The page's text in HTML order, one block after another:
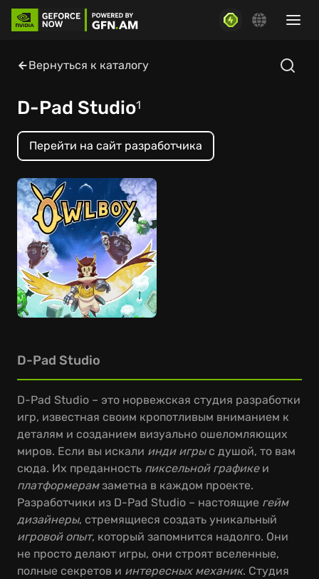
Вернуться к каталогу
D-Pad Studio1
Перейти на сайт разработчика
D-Pad Studio
D-Pad Studio – это норвежская студия разработки
игр, известная своим кропотливым вниманием к
деталям и созданием визуально ошеломляющих
миров. Если вы искали инди игрыс душой, то вам
сюда. Их преданность пиксельной графикеи
платформерамзаметна в каждом проекте.
Разработчики из D-Pad Studio – настоящие гейм
дизайнеры, стремящиеся создать уникальный
игровой опыт, который запомнится надолго. Они
не просто делают игры, они строят вселенные,
полные секретов и интересных механик. Студия